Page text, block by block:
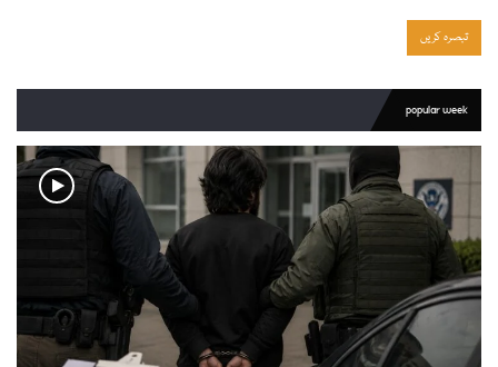
popular week